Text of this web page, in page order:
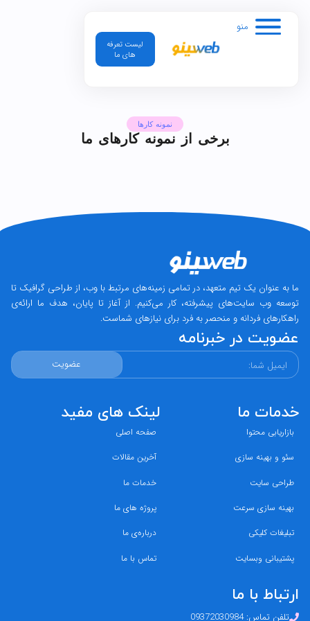
منو
لیست تعرفه
های ما
نمونه کارها
برخی از نمونه کارهای ما
ما به عنوان یک تیم متعهد، در تمامی زمینه‌های مرتبط با وب، از طراحی گرافیک تا
توسعه وب سایت‌های پیشرفته، کار می‌کنیم. از آغاز تا پایان، هدف ما ارائه‌ی
راهکارهای فردانه و منحصر به فرد برای نیازهای شماست.
عضویت در خبرنامه
عضویت
خدمات ما
بازاریابی محتوا
سئو و بهینه سازی
طراحی سایت
بهینه سازی سرعت
تبلیغات کلیکی
پشتیبانی وبسایت
لینک های مفید
صفحه اصلی
آخرین مقالات
خدمات ما
پروژه های ما
درباره‌ی ما
تماس با ما
ارتباط با ما
تلفن تماس:09372030984